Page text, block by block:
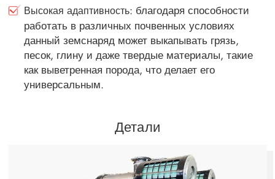
Высокая адаптивность: благодаря способности
работать в различных почвенных условиях
данный земснаряд может выкапывать грязь,
песок, глину и даже твердые материалы, такие
как выветренная порода, что делает его
универсальным.
Детали